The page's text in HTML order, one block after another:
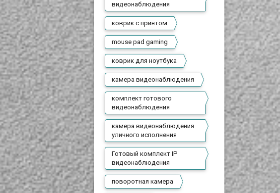
видеонаблюдения
коврик с принтом
mouse pad gaming
коврик для ноутбука
камера видеонаблюдения
комплект готового
видеонаблюдения
камера видеонаблюдения
уличного исполнения
Готовый комплект IP
видеонаблюдения
поворотная камера